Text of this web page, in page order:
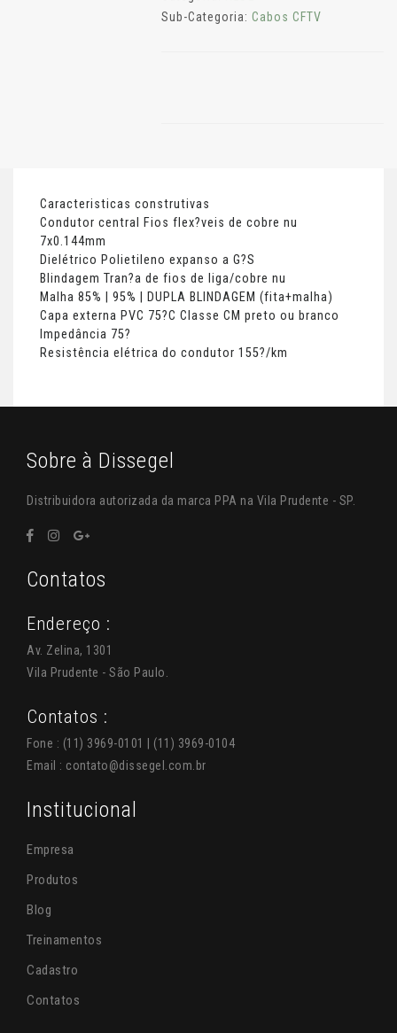
Sub-Categoria:Cabos CFTV
Caracteristicas construtivas
Condutor central Fios flex?veis de cobre nu
7x0.144mm
Dielétrico Polietileno expanso a G?S
Blindagem Tran?a de fios de liga/cobre nu
Malha 85% | 95% | DUPLA BLINDAGEM (fita+malha)
Capa externa PVC 75?C Classe CM preto ou branco
Impedância 75?
Resistência elétrica do condutor 155?/km
Sobre à Dissegel
Distribuidora autorizada da marca PPA na Vila Prudente - SP.
Contatos
Endereço :
Av. Zelina, 1301
Vila Prudente - São Paulo.
Contatos :
Fone : (11) 3969-0101 | (11) 3969-0104
Email : contato@dissegel.com.br
Institucional
Empresa
Produtos
Blog
Treinamentos
Cadastro
Contatos